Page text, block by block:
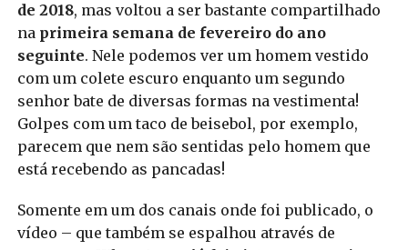
de 2018, mas voltou a ser bastante compartilhado
na primeira semana de fevereiro do ano
seguinte. Nele podemos ver um homem vestido
com um colete escuro enquanto um segundo
senhor bate de diversas formas na vestimenta!
Golpes com um taco de beisebol, por exemplo,
parecem que nem são sentidas pelo homem que
está recebendo as pancadas!
Somente em um dos canais onde foi publicado, o
vídeo – que também se espalhou através de